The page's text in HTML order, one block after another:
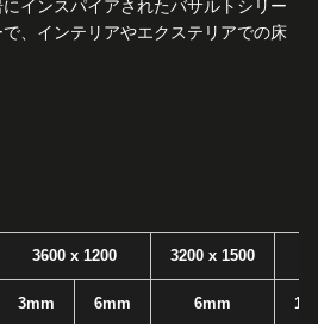
インスパイアされたバサルトシリー
、インテリアやエクステリアでの床
3600 x 1200 3200 x 1500
3mm 6mm 6mm